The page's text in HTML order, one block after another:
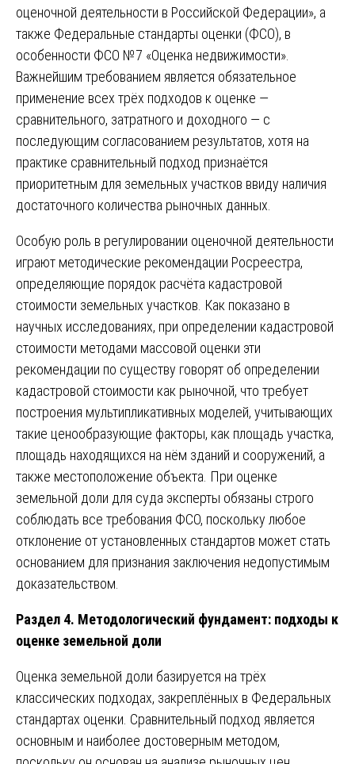
оценочной деятельности в Российской Федерации», а
также Федеральные стандарты оценки (ФСО), в
особенности ФСО №7 «Оценка недвижимости».
Важнейшим требованием является обязательное
применение всех трёх подходов к оценке —
сравнительного, затратного и доходного — с
последующим согласованием результатов, хотя на
практике сравнительный подход признаётся
приоритетным для земельных участков ввиду наличия
достаточного количества рыночных данных.
Особую роль в регулировании оценочной деятельности
играют методические рекомендации Росреестра,
определяющие порядок расчёта кадастровой
стоимости земельных участков. Как показано в
научных исследованиях, при определении кадастровой
стоимости методами массовой оценки эти
рекомендации по существу говорят об определении
кадастровой стоимости как рыночной, что требует
построения мультипликативных моделей, учитывающих
такие ценообразующие факторы, как площадь участка,
площадь находящихся на нём зданий и сооружений, а
также местоположение объекта. При оценке
земельной доли для суда эксперты обязаны строго
соблюдать все требования ФСО, поскольку любое
отклонение от установленных стандартов может стать
основанием для признания заключения недопустимым
доказательством.
Раздел 4. Методологический фундамент: подходы к
оценке земельной доли
Оценка земельной доли базируется на трёх
классических подходах, закреплённых в Федеральных
стандартах оценки. Сравнительный подход является
основным и наиболее достоверным методом,